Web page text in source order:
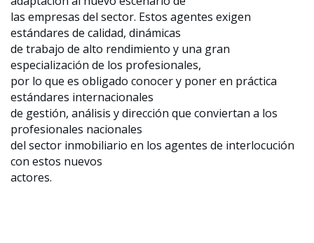
las empresas del sector. Estos agentes exigen
estándares de calidad, dinámicas
de trabajo de alto rendimiento y una gran
especialización de los profesionales,
por lo que es obligado conocer y poner en práctica
estándares internacionales
de gestión, análisis y dirección que conviertan a los
profesionales nacionales
del sector inmobiliario en los agentes de interlocución
con estos nuevos
actores.